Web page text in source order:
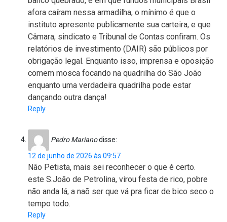
afora caíram nessa armadilha, o mínimo é que o
instituto apresente publicamente sua carteira, e que
Câmara, sindicato e Tribunal de Contas confiram. Os
relatórios de investimento (DAIR) são públicos por
obrigação legal. Enquanto isso, imprensa e oposição
comem mosca focando na quadrilha do São João
enquanto uma verdadeira quadrilha pode estar
dançando outra dança!
Reply
Pedro Marianodisse:
12 de junho de 2026 às 09:57
Não Petista, mais sei reconhecer o que é certo.
este S.João de Petrolina, virou festa de rico, pobre
não anda lá, a naõ ser que vá pra ficar de bico seco o
tempo todo.
Reply